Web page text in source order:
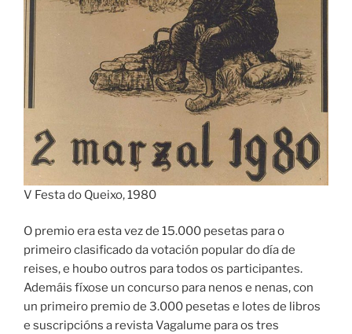
V Festa do Queixo, 1980
O premio era esta vez de 15.000 pesetas para o
primeiro clasificado da votación popular do día de
reises, e houbo outros para todos os participantes.
Ademáis fíxose un concurso para nenos e nenas, con
un primeiro premio de 3.000 pesetas e lotes de libros
e suscripcións a revista Vagalume para os tres